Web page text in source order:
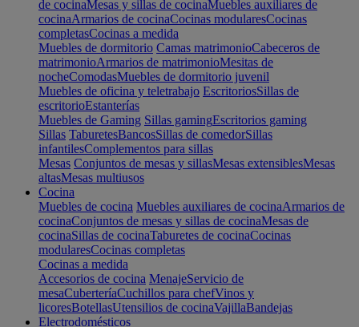
de cocinaMesas y sillas de cocinaMuebles auxiliares de
cocinaArmarios de cocinaCocinas modularesCocinas
completasCocinas a medida
Muebles de dormitorio Camas matrimonioCabeceros de
matrimonioArmarios de matrimonioMesitas de
nocheComodasMuebles de dormitorio juvenil
Muebles de oficina y teletrabajo EscritoriosSillas de
escritorioEstanterías
Muebles de Gaming Sillas gamingEscritorios gaming
Sillas TaburetesBancosSillas de comedorSillas
infantilesComplementos para sillas
Mesas Conjuntos de mesas y sillasMesas extensiblesMesas
altasMesas multiusos
Cocina
Muebles de cocina Muebles auxiliares de cocinaArmarios de
cocinaConjuntos de mesas y sillas de cocinaMesas de
cocinaSillas de cocinaTaburetes de cocinaCocinas
modularesCocinas completas
Cocinas a medida
Accesorios de cocina MenajeServicio de
mesaCuberteríaCuchillos para chefVinos y
licoresBotellasUtensilios de cocinaVajillaBandejas
Electrodomésticos